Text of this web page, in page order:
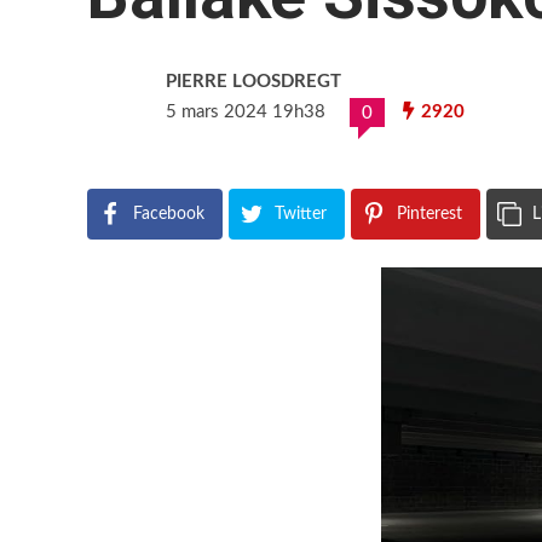
PIERRE LOOSDREGT
5 mars 2024 19h38
0 2920
Facebook Twitter Pinterest